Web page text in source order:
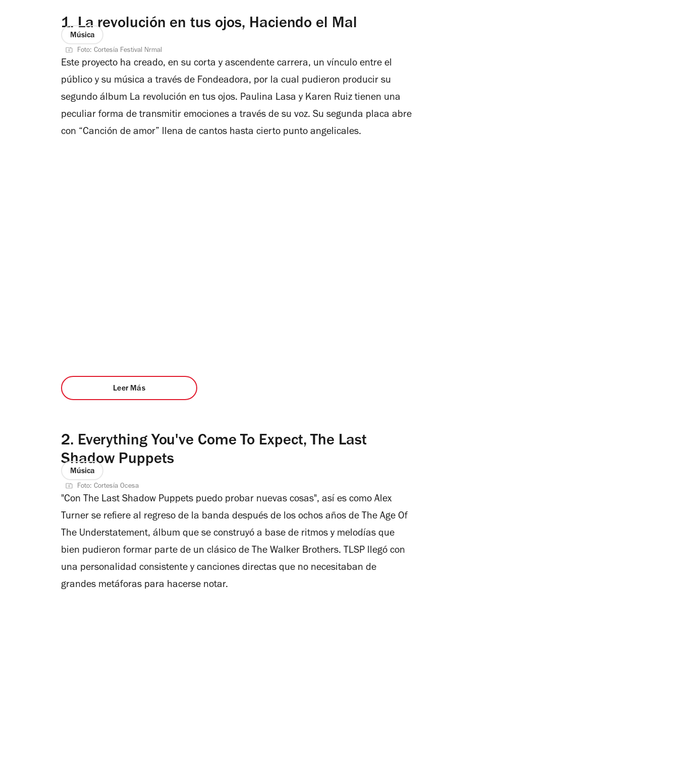
1. La revolución en tus ojos, Haciendo el Mal
Música
Foto: Cortesía Festival Nrmal
Este proyecto ha creado, en su corta y ascendente carrera, un vínculo entre el
público y su música a través de Fondeadora, por la cual pudieron producir su
segundo álbum La revolución en tus ojos. Paulina Lasa y Karen Ruiz tienen una
peculiar forma de transmitir emociones a través de su voz. Su segunda placa abre
con “Canción de amor” llena de cantos hasta cierto punto angelicales.
Leer Más
2. Everything You've Come To Expect, The Last
Shadow Puppets
Música
Foto: Cortesía Ocesa
"Con The Last Shadow Puppets puedo probar nuevas cosas", así es como Alex
Turner se refiere al regreso de la banda después de los ochos años de The Age Of
The Understatement, álbum que se construyó a base de ritmos y melodías que
bien pudieron formar parte de un clásico de The Walker Brothers. TLSP llegó con
una personalidad consistente y canciones directas que no necesitaban de
grandes metáforas para hacerse notar.